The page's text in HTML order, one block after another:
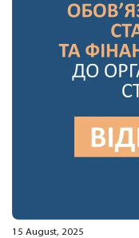
15 August, 2025